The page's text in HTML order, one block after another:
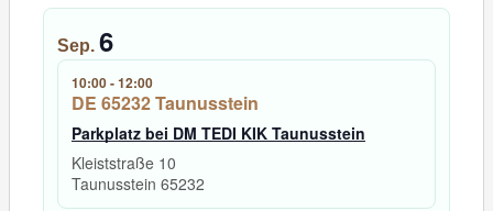
Sep. 6
10:00-12:00
DE 65232 Taunusstein
Parkplatz bei DM TEDI KIK Taunusstein
Kleiststraße 10
Taunusstein 65232